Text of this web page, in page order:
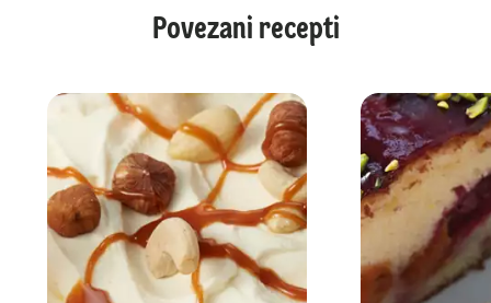
Povezani recepti